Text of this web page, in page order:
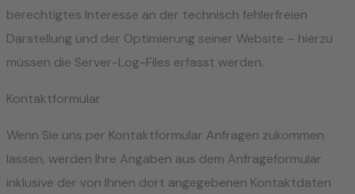
berechtigtes Interesse an der technisch fehlerfreien
Darstellung und der Optimierung seiner Website – hierzu
müssen die Server-Log-Files erfasst werden.
Kontaktformular
Wenn Sie uns per Kontaktformular Anfragen zukommen
lassen, werden Ihre Angaben aus dem Anfrageformular
inklusive der von Ihnen dort angegebenen Kontaktdaten